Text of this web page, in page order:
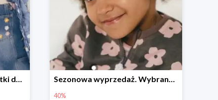
Sezonowa wyprzedaż. Kurtki do -50% Sezonowa wyprzedaż. Wybrane modele do -40%
40%